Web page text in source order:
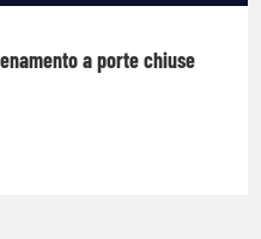
a porte chiuse